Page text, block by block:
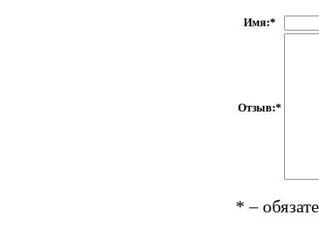
Имя:*
Отзыв:*
* –